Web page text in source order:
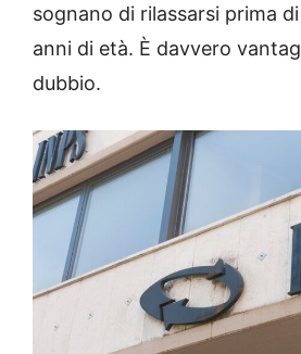
sognano di rilassarsi prima
anni di età. È davvero
dubbio.